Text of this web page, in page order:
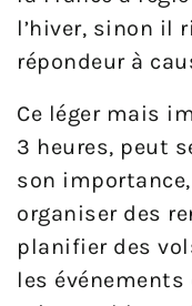
l’hiver, sinon il
répondeur à
Ce léger mais
3 heures, peut
son
organiser des
planifier des
les événements